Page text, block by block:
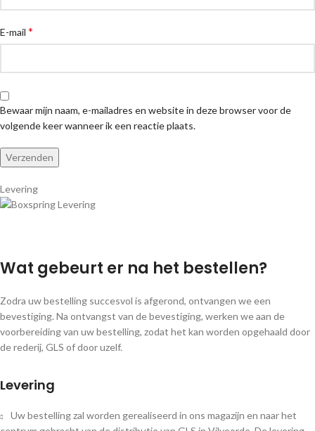
E-mail *
Bewaar mijn naam, e-mailadres en website in deze browser voor de
volgende keer wanneer ik een reactie plaats.
Levering
Wat gebeurt er na het bestellen?
Zodra uw bestelling succesvol is afgerond, ontvangen we een
bevestiging. Na ontvangst van de bevestiging, werken we aan de
voorbereiding van uw bestelling, zodat het kan worden opgehaald door
de rederij, GLS of door uzelf.
Levering
Uw bestelling zal worden gerealiseerd in ons magazijn en naar het